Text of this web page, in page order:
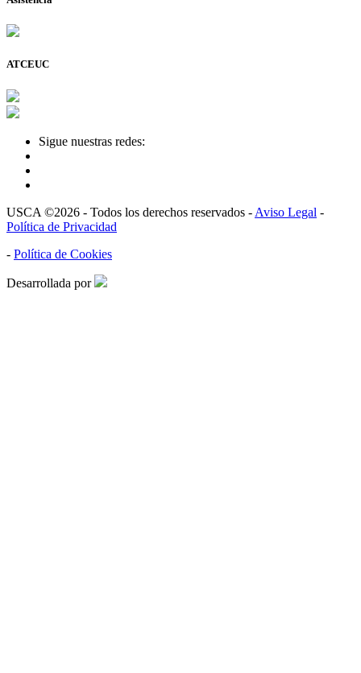
ATCEUC
Sigue nuestras redes:
USCA ©2026 - Todos los derechos reservados - Aviso Legal -
Política de Privacidad
- Política de Cookies
Desarrollada por